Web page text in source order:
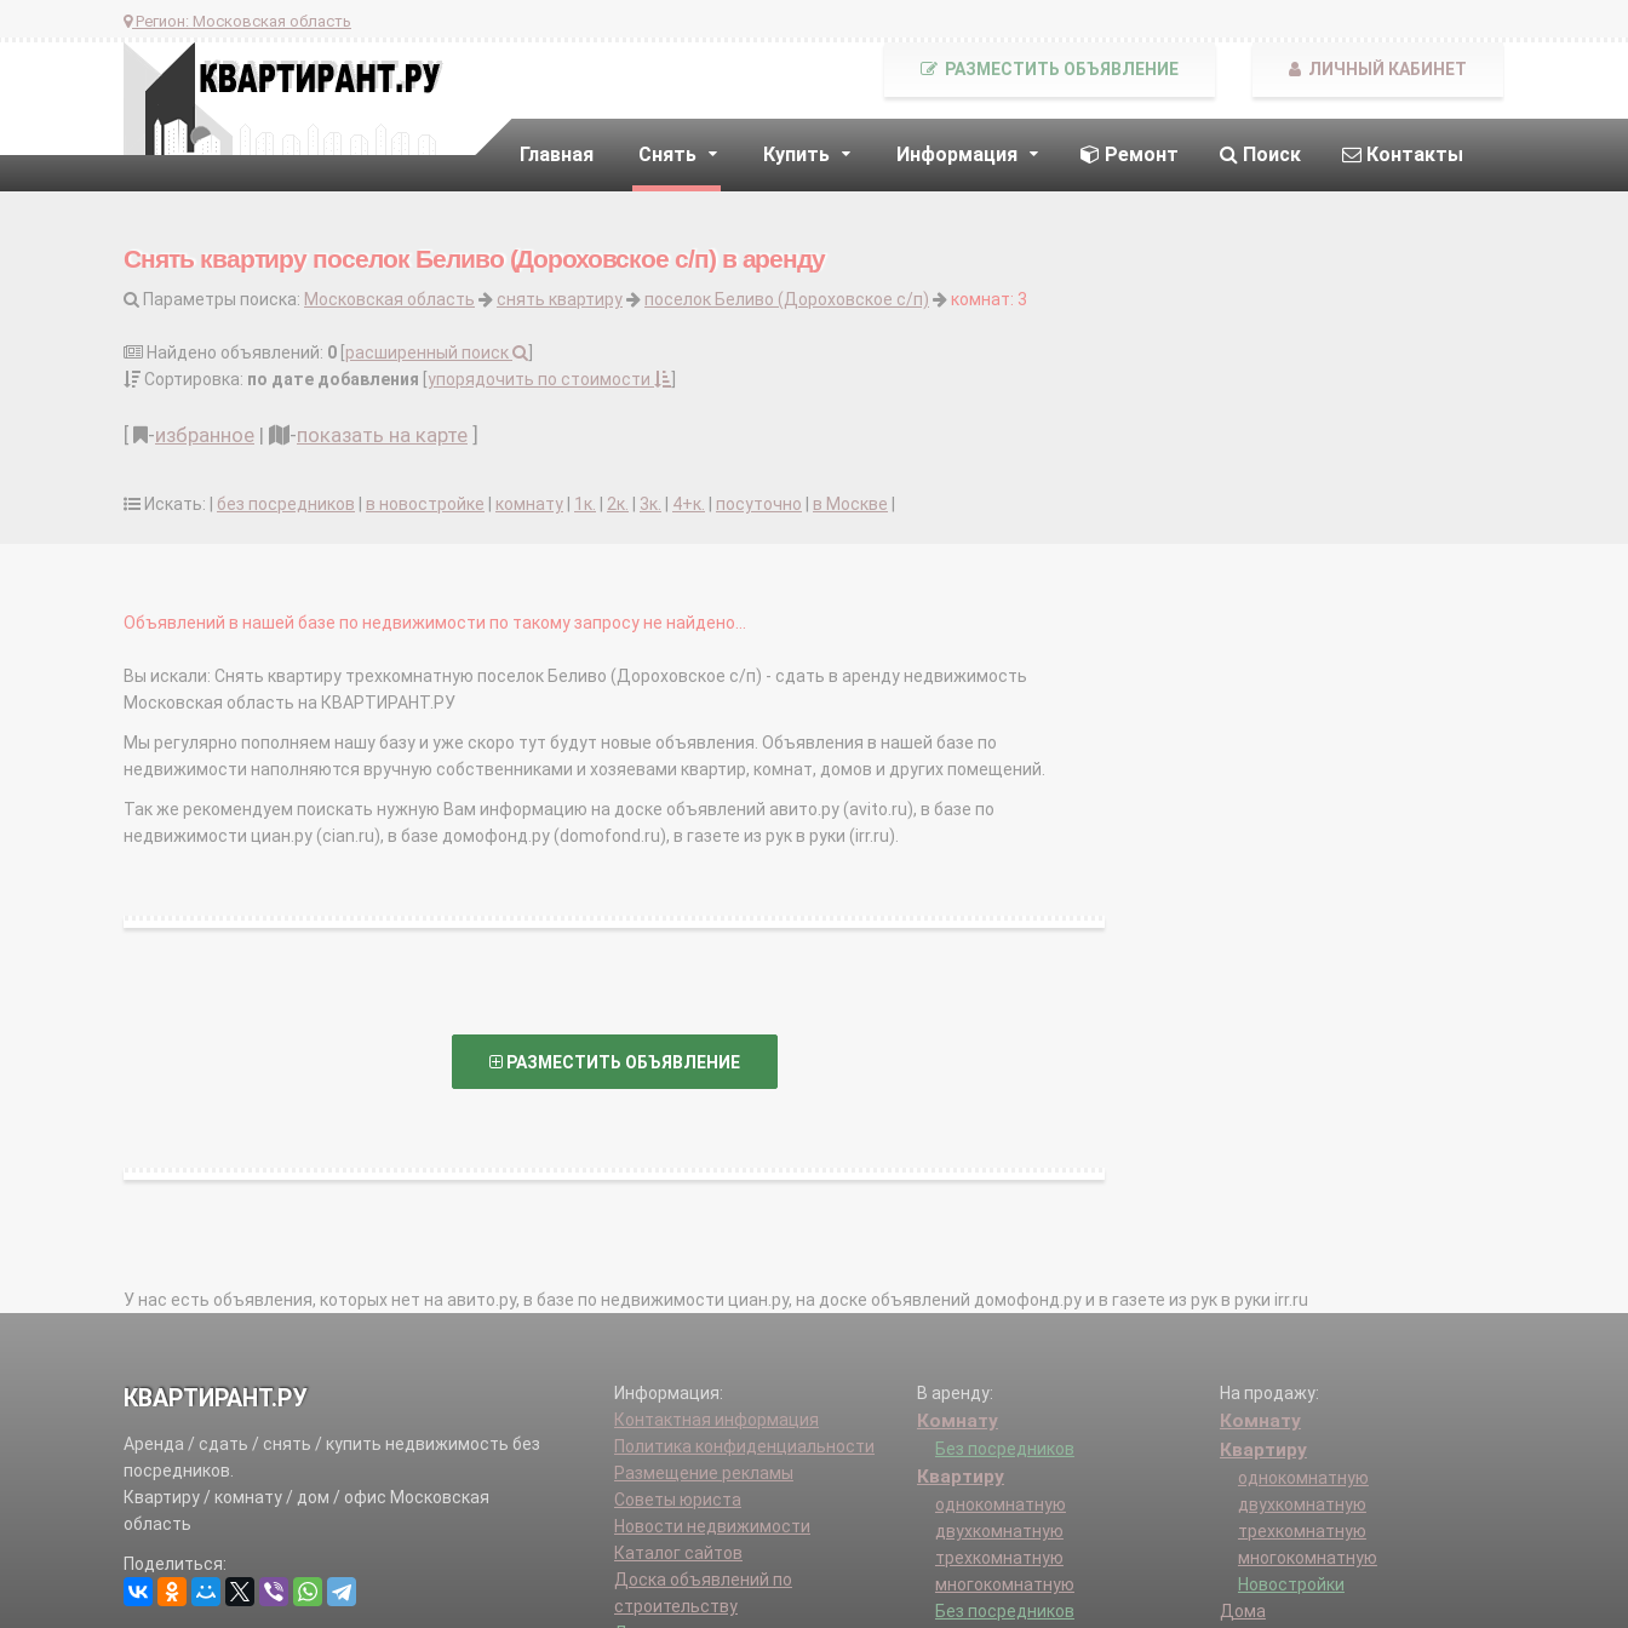
Регион: Московская область
Главная Снять Купить Информация Ремонт Поиск Контакты
РАЗМЕСТИТЬ ОБЪЯВЛЕНИЕ ЛИЧНЫЙ КАБИНЕТ
Снять квартиру поселок Беливо (Дороховское с/п) в аренду
Параметры поиска: Московская область снять квартиру поселок Беливо (Дороховское с/п) комнат: 3
Найдено объявлений: 0 расширенный поиск
Сортировка: по дате добавления упорядочить по стоимости
-избранное | -показать на карте
Искать: | без посредников в новостройке комнату 1к. 2к. 3к. 4+к. посуточно в Москве
Объявлений в нашей базе по недвижимости по такому запросу не найдено...
Вы искали: Снять квартиру трехкомнатную поселок Беливо (Дороховское с/п) - сдать в аренду недвижимость
Московская область на КВАРТИРАНТ.РУ
Мы регулярно пополняем нашу базу и уже скоро тут будут новые объявления. Объявления в нашей базе по
недвижимости наполняются вручную собственниками и хозяевами квартир, комнат, домов и других помещений.
Так же рекомендуем поискать нужную Вам информацию на доске объявлений авито.ру (avito.ru), в базе по
недвижимости циан.ру (cian.ru), в базе домофонд.ру (domofond.ru), в газете из рук в руки (irr.ru).
РАЗМЕСТИТЬ ОБЪЯВЛЕНИЕ
У нас есть объявления, которых нет на авито.ру, в базе по недвижимости циан.ру, на доске объявлений домофонд.ру и в газете из рук в руки irr.ru
КВАРТИРАНТ.РУ
Аренда / сдать / снять / купить недвижимость без
посредников.
Квартиру / комнату / дом / офис Московская
область
Поделиться:
Информация:
Контактная информация
Политика конфиденциальности
Размещение рекламы
Советы юриста
Новости недвижимости
Каталог сайтов
Доска объявлений по
строительству
В аренду:
Комнату
Без посредников
Квартиру
однокомнатную
двухкомнатную
трехкомнатную
многокомнатную
Без посредников
На продажу:
Комнату
Квартиру
однокомнатную
двухкомнатную
трехкомнатную
многокомнатную
Новостройки
Дома